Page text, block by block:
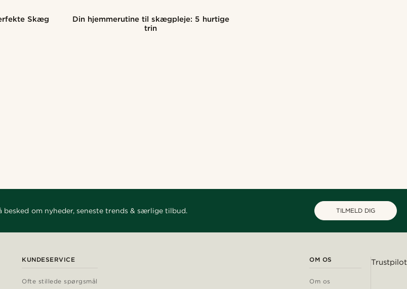
Skæg
Din hjemmerutine til skægpleje: 5 hurtige
trin
om nyheder, seneste trends & særlige tilbud. TILMELD DIG
KUNDESERVICE
Ofte stillede spørgsmål
OM OS
Om os
Trustpilot